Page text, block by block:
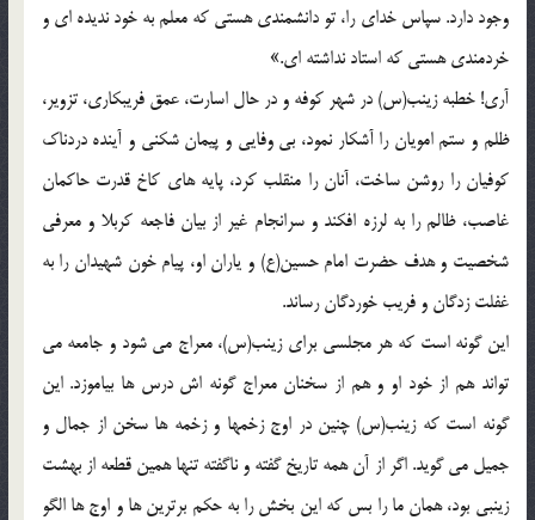
وجود دارد. سپاس خداي را، تو دانشمندي هستي که معلم به خود نديده اي و
خردمندي هستي که استاد نداشته اي.»
آري! خطبه زينب(س) در شهر کوفه و در حال اسارت، عمق فريبکاري، تزوير،
ظلم و ستم امويان را آشکار نمود، بي وفايي و پيمان شکني و آينده دردناک
کوفيان را روشن ساخت، آنان را منقلب کرد، پايه هاي کاخ قدرت حاکمان
غاصب، ظالم را به لرزه افکند و سرانجام غير از بيان فاجعه کربلا و معرفي
شخصيت و هدف حضرت امام حسين(ع) و ياران او، پيام خون شهيدان را به
غفلت زدگان و فريب خوردگان رساند.
اين گونه است که هر مجلسي براي زينب(س)، معراج مي شود و جامعه مي
تواند هم از خود او و هم از سخنان معراج گونه اش درس ها بياموزد. اين
گونه است که زينب(س) چنين در اوج زخمها و زخمه ها سخن از جمال و
جميل مي گويد. اگر از آن همه تاريخ گفته و ناگفته تنها همين قطعه از بهشت
زينبي بود، همان ما را بس که اين بخش را به حکم برترين ها و اوج ها الگو